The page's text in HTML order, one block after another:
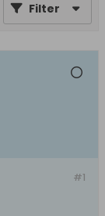
Filter
#1